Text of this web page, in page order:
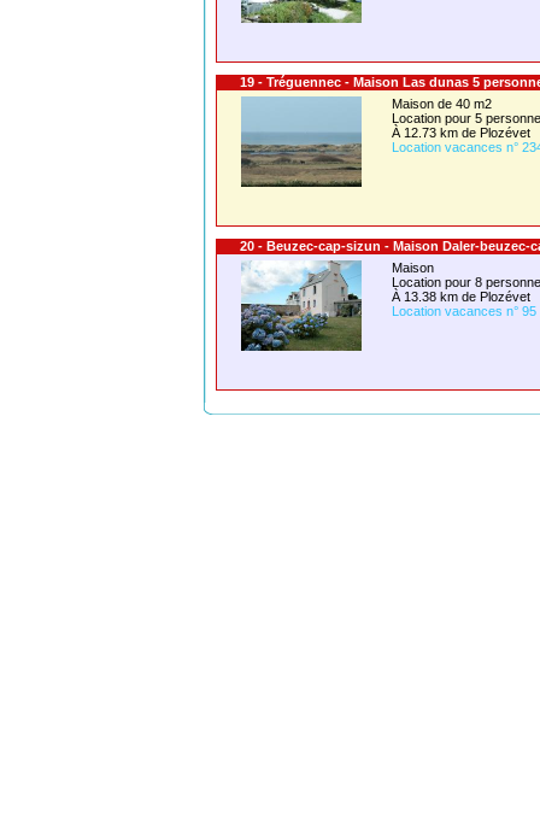
19 - Tréguennec - Maison Las dunas 5
Maison de 40 m2
Location pour 5
À 12.73 km de Plozévet
Location vacances n°
20 - Beuzec-cap-sizun - Maison Daler-beuzec-
Maison
Location pour 8
À 13.38 km de Plozévet
Location vacances n° 95